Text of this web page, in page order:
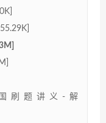
刷题讲义-解